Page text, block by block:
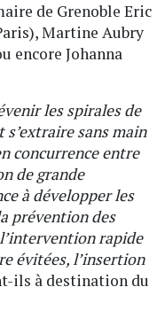
de Grenoble Eric
Martine Aubry
encore Johanna
les spirales de
sans main
concurrence entre
de grande
à développer les
prévention des
rapide
évitées, l’insertion
ils à destination du